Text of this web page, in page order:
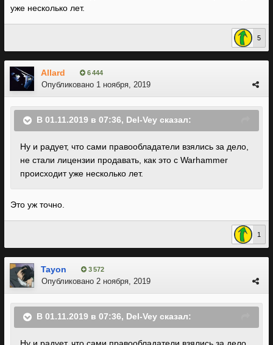
уже несколько лет.
5
Allard 6 444
Опубликовано 1 ноября, 2019
В 01.11.2019 в 07:36, Del-Vey сказал:
Ну и радует, что сами правообладатели взялись за дело,
не стали лицензии продавать, как это с Warhammer
происходит уже несколько лет.
Это уж точно.
1
Tayon 3 572
Опубликовано 2 ноября, 2019
В 01.11.2019 в 07:36, Del-Vey сказал: